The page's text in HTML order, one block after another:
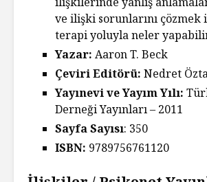
ve ilişki sorunlarını çözmek
terapi yoluyla neler
Yazar: Aaron T. Beck
Çeviri Editörü: Nedret
Yayınevi ve Yayım Yılı:
Derneği Yayınları – 2011
Sayfa Sayısı: 350
ISBN: 9789756761120